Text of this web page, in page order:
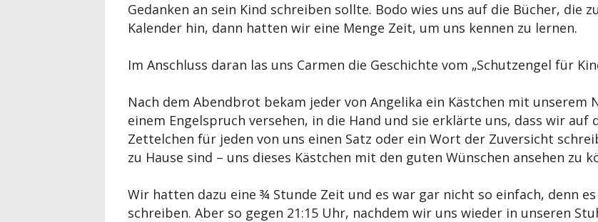
Gedanken an sein Kind schreiben sollte. Bodo wies uns auf die Bücher, die
Kalender hin, dann hatten wir eine Menge Zeit, um uns kennen zu lernen.
Im Anschluss daran las uns Carmen die Geschichte vom „Schutzengel für
Nach dem Abendbrot bekam jeder von Angelika ein Kästchen mit unserem
einem Engelspruch versehen, in die Hand und sie erklärte uns, dass wir auf
Zettelchen für jeden von uns einen Satz oder ein Wort der Zuversicht
zu Hause sind – uns dieses Kästchen mit den guten Wünschen ansehen zu
Wir hatten dazu eine ¾ Stunde Zeit und es war gar nicht so einfach, denn
schreiben. Aber so gegen 21:15 Uhr, nachdem wir uns wieder in unseren